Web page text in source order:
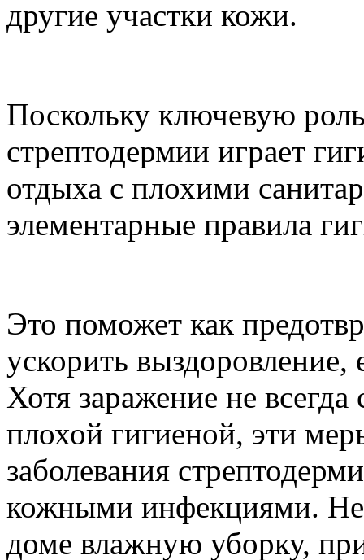
другие участки кожи.
Поскольку ключевую
стрептодермии играет
отдыха с плохими
элементарные правила
Это поможет как
ускорить выздоровление,
Хотя заражение не
плохой гигиеной, эти
заболевания
кожными инфекциями. Не
доме влажную уборку,